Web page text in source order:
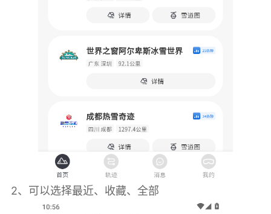
2、可以选择最近、收藏、全部